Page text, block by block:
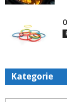
Kategorie
Kategorie